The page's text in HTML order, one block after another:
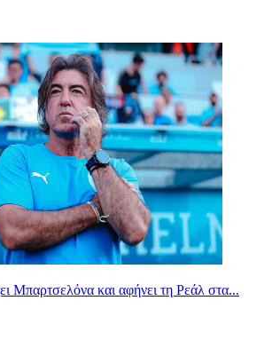
Μπαρτσελόνα και αφήνει τη Ρεάλ στα...